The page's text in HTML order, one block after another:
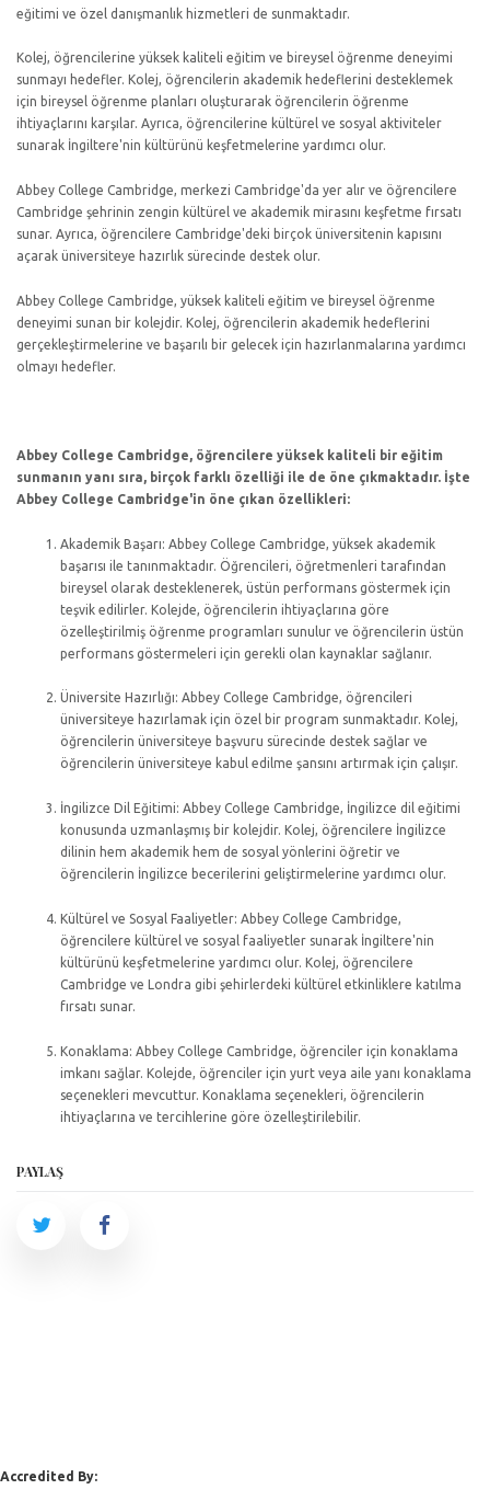
eğitimi ve özel danışmanlık hizmetleri de sunmaktadır.
Kolej, öğrencilerine yüksek kaliteli eğitim ve bireysel öğrenme deneyimi
sunmayı hedefler. Kolej, öğrencilerin akademik hedeflerini desteklemek
için bireysel öğrenme planları oluşturarak öğrencilerin öğrenme
ihtiyaçlarını karşılar. Ayrıca, öğrencilerine kültürel ve sosyal aktiviteler
sunarak İngiltere'nin kültürünü keşfetmelerine yardımcı olur.
Abbey College Cambridge, merkezi Cambridge'da yer alır ve öğrencilere
Cambridge şehrinin zengin kültürel ve akademik mirasını keşfetme fırsatı
sunar. Ayrıca, öğrencilere Cambridge'deki birçok üniversitenin kapısını
açarak üniversiteye hazırlık sürecinde destek olur.
Abbey College Cambridge, yüksek kaliteli eğitim ve bireysel öğrenme
deneyimi sunan bir kolejdir. Kolej, öğrencilerin akademik hedeflerini
gerçekleştirmelerine ve başarılı bir gelecek için hazırlanmalarına yardımcı
olmayı hedefler.
Abbey College Cambridge, öğrencilere yüksek kaliteli bir eğitim
sunmanın yanı sıra, birçok farklı özelliği ile de öne çıkmaktadır. İşte
Abbey College Cambridge'in öne çıkan özellikleri:
Akademik Başarı: Abbey College Cambridge, yüksek akademik
başarısı ile tanınmaktadır. Öğrencileri, öğretmenleri tarafından
bireysel olarak desteklenerek, üstün performans göstermek için
teşvik edilirler. Kolejde, öğrencilerin ihtiyaçlarına göre
özelleştirilmiş öğrenme programları sunulur ve öğrencilerin üstün
performans göstermeleri için gerekli olan kaynaklar sağlanır.
Üniversite Hazırlığı: Abbey College Cambridge, öğrencileri
üniversiteye hazırlamak için özel bir program sunmaktadır. Kolej,
öğrencilerin üniversiteye başvuru sürecinde destek sağlar ve
öğrencilerin üniversiteye kabul edilme şansını artırmak için çalışır.
İngilizce Dil Eğitimi: Abbey College Cambridge, İngilizce dil eğitimi
konusunda uzmanlaşmış bir kolejdir. Kolej, öğrencilere İngilizce
dilinin hem akademik hem de sosyal yönlerini öğretir ve
öğrencilerin İngilizce becerilerini geliştirmelerine yardımcı olur.
Kültürel ve Sosyal Faaliyetler: Abbey College Cambridge,
öğrencilere kültürel ve sosyal faaliyetler sunarak İngiltere'nin
kültürünü keşfetmelerine yardımcı olur. Kolej, öğrencilere
Cambridge ve Londra gibi şehirlerdeki kültürel etkinliklere katılma
fırsatı sunar.
Konaklama: Abbey College Cambridge, öğrenciler için konaklama
imkanı sağlar. Kolejde, öğrenciler için yurt veya aile yanı konaklama
seçenekleri mevcuttur. Konaklama seçenekleri, öğrencilerin
ihtiyaçlarına ve tercihlerine göre özelleştirilebilir.
PAYLAŞ
Accredited By: